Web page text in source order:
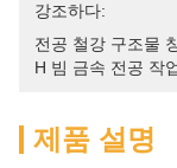
강조하다:
전공 철강 구조물
H 빔 금속 전공 작
제품 설명